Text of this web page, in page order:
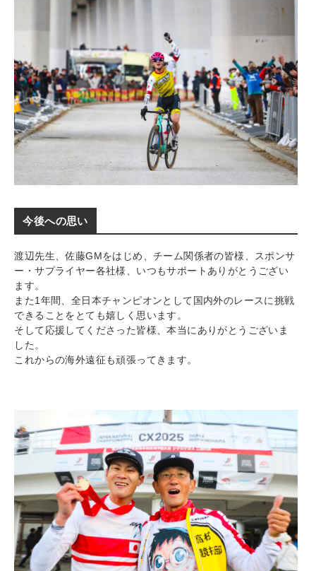
今後への思い
渡辺先生、佐藤GMをはじめ、チーム関係者の皆様、スポンサ
ー・サプライヤー各社様、いつもサポートありがとうござい
ます。
また1年間、全日本チャンピオンとして国内外のレースに挑戦
できることをとても嬉しく思います。
そして応援してくださった皆様、本当にありがとうございま
した。
これからの海外遠征も頑張ってきます。